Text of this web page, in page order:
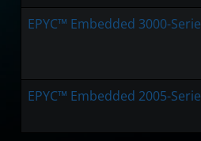
EPYC™ Embedded 3000-Serie
EPYC™ Embedded 2005-Serie